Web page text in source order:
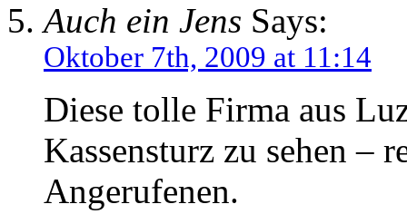
Auch ein Jens Says:
Oktober 7th, 2009 at 11:14
Diese tolle Firma aus
Kassensturz zu sehen –
Angerufenen.